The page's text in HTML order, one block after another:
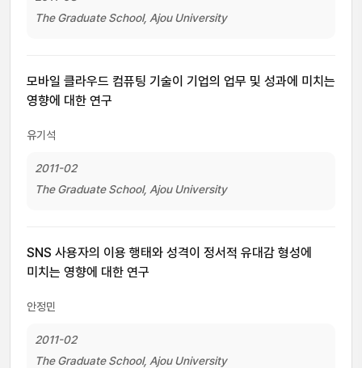
The Graduate School, Ajou University
모바일 클라우드 컴퓨팅 기술이 기업의 업무 및 성과에 미치는
영향에 대한 연구
유기석
2011-02
The Graduate School, Ajou University
SNS 사용자의 이용 행태와 성격이 정서적 유대감 형성에
미치는 영향에 대한 연구
안정민
2011-02
The Graduate School, Ajou University